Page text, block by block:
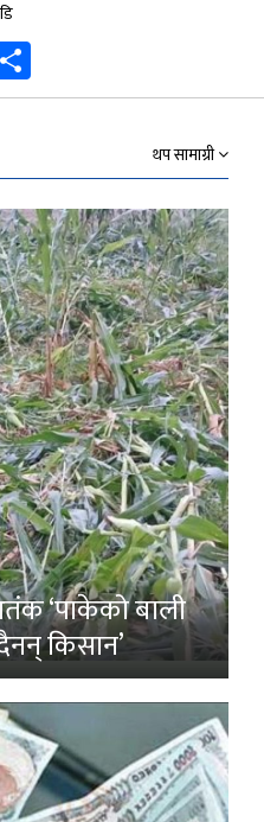
थप सामाग्री
‘पाकेको बाली
किसान’